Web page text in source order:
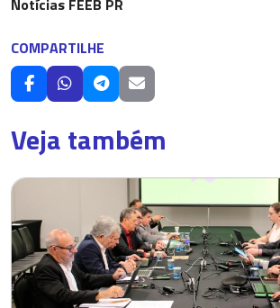
COMPARTILHE
Veja também